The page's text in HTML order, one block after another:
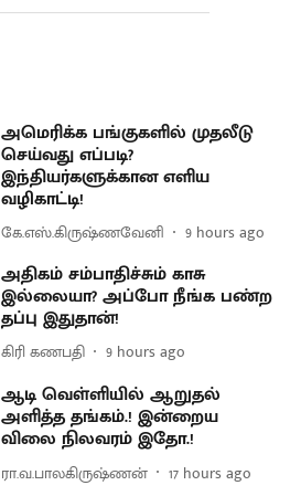
அமெரிக்க பங்குகளில் முதலீடு
செய்வது எப்படி?
இந்தியர்களுக்கான எளிய
வழிகாட்டி!
கே.எஸ்.கிருஷ்ணவேனி 9 hours ago
அதிகம் சம்பாதிச்சும் காசு
இல்லையா? அப்போ நீங்க பண்ற
தப்பு இதுதான்!
கிரி கணபதி 9 hours ago
ஆடி வெள்ளியில் ஆறுதல்
அளித்த தங்கம்.! இன்றைய
விலை நிலவரம் இதோ.!
ரா.வ.பாலகிருஷ்ணன் 17 hours ago